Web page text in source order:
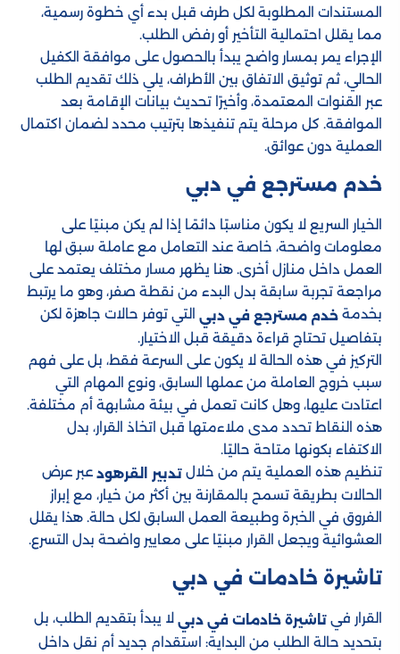
المستندات المطلوبة لكل طرف قبل بدء أي خطوة رسمية،
مما يقلل احتمالية التأخير أو رفض الطلب.
الإجراء يمر بمسار واضح يبدأ بالحصول على موافقة الكفيل
الحالي، ثم توثيق الاتفاق بين الأطراف، يلي ذلك تقديم الطلب
عبر القنوات المعتمدة، وأخيرًا تحديث بيانات الإقامة بعد
الموافقة. كل مرحلة يتم تنفيذها بترتيب محدد لضمان اكتمال
العملية دون عوائق.
خدم مسترجع في دبي
الخيار السريع لا يكون مناسبًا دائمًا إذا لم يكن مبنيًا على
معلومات واضحة، خاصة عند التعامل مع عاملة سبق لها
العمل داخل منازل أخرى. هنا يظهر مسار مختلف يعتمد على
مراجعة تجربة سابقة بدل البدء من نقطة صفر، وهو ما يرتبط
بخدمة خدم مسترجع في دبي التي توفر حالات جاهزة لكن
بتفاصيل تحتاج قراءة دقيقة قبل الاختيار.
التركيز في هذه الحالة لا يكون على السرعة فقط، بل على فهم
سبب خروج العاملة من عملها السابق، ونوع المهام التي
اعتادت عليها، وهل كانت تعمل في بيئة مشابهة أم مختلفة.
هذه النقاط تحدد مدى ملاءمتها قبل اتخاذ القرار، بدل
الاكتفاء بكونها متاحة حاليًا.
تنظيم هذه العملية يتم من خلال تدبير القرهود​ عبر عرض
الحالات بطريقة تسمح بالمقارنة بين أكثر من خيار، مع إبراز
الفروق في الخبرة وطبيعة العمل السابق لكل حالة. هذا يقلل
العشوائية ويجعل القرار مبنيًا على معايير واضحة بدل التسرع.
تاشيرة خادمات في دبي
القرار في تاشيرة خادمات في دبي لا يبدأ بتقديم الطلب، بل
بتحديد حالة الطلب من البداية: استقدام جديد أم نقل داخل